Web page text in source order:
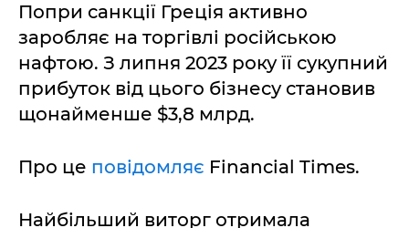
Попри санкції Греція активно
заробляє на торгівлі російською
нафтою. З липня 2023 року її сукупний
прибуток від цього бізнесу становив
щонайменше $3,8 млрд.
Про це повідомляє Financial Times.
Найбільший виторг отримала